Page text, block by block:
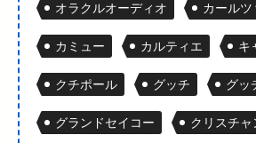
オラクルオーディオ カールツ
カミュー カルティエ キ
クチポール グッチ グ
グランドセイコー クリスチ